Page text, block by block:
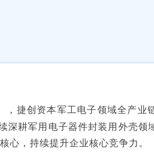
捷创资本军工电子领域全产业
深耕军用电子器件封装用外壳领
心，持续提升企业核心竞争力。